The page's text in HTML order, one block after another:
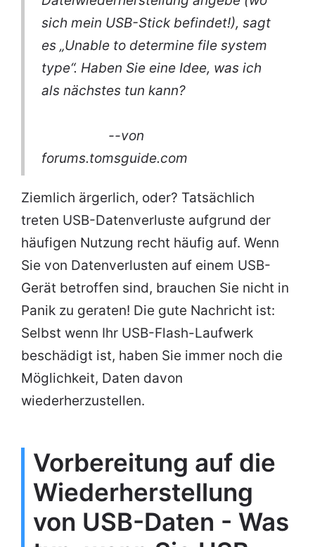
sich mein USB-Stick befindet!), sagt
es „Unable to determine file system
type“. Haben Sie eine Idee, was ich
als nächstes tun kann?
--von
forums.tomsguide.com
Ziemlich ärgerlich, oder? Tatsächlich
treten USB-Datenverluste aufgrund der
häufigen Nutzung recht häufig auf. Wenn
Sie von Datenverlusten auf einem USB-
Gerät betroffen sind, brauchen Sie nicht in
Panik zu geraten! Die gute Nachricht ist:
Selbst wenn Ihr USB-Flash-Laufwerk
beschädigt ist, haben Sie immer noch die
Möglichkeit, Daten davon
wiederherzustellen.
Vorbereitung auf die
Wiederherstellung
von USB-Daten - Was